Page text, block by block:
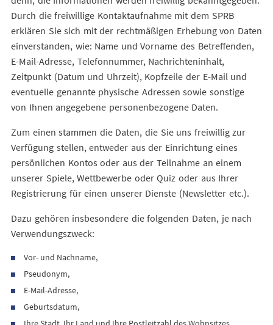
Durch die freiwillige Kontaktaufnahme mit dem SPRB
erklären Sie sich mit der rechtmäßigen Erhebung von Daten
einverstanden, wie: Name und Vorname des Betreffenden,
E-Mail-Adresse, Telefonnummer, Nachrichteninhalt,
Zeitpunkt (Datum und Uhrzeit), Kopfzeile der E-Mail und
eventuelle genannte physische Adressen sowie sonstige
von Ihnen angegebene personenbezogene Daten.
Zum einen stammen die Daten, die Sie uns freiwillig zur
Verfügung stellen, entweder aus der Einrichtung eines
persönlichen Kontos oder aus der Teilnahme an einem
unserer Spiele, Wettbewerbe oder Quiz oder aus Ihrer
Registrierung für einen unserer Dienste (Newsletter etc.).
Dazu gehören insbesondere die folgenden Daten, je nach
Verwendungszweck:
Vor- und Nachname,
Pseudonym,
E-Mail-Adresse,
Geburtsdatum,